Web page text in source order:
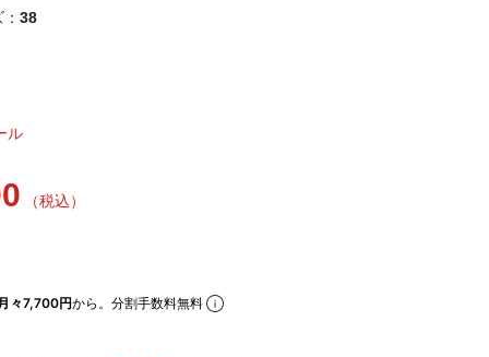
38
ル
（税込）
月々7,700円から。分割手数料無料